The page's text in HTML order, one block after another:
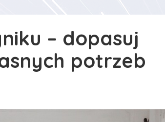
– dopasuj
potrzeb